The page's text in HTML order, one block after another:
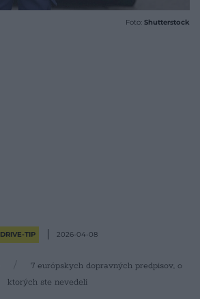
Foto: Shutterstock
DRIVE-TIP 2026-04-08
7 európskych dopravných predpisov, o
ktorých ste nevedeli